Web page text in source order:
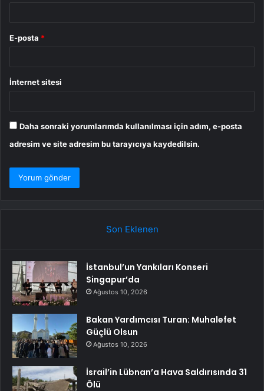
E-posta *
İnternet sitesi
Daha sonraki yorumlarımda kullanılması için adım, e-posta
adresim ve site adresim bu tarayıcıya kaydedilsin.
Son Eklenen
İstanbul’un Yankıları Konseri
Singapur’da
Ağustos 10, 2026
Bakan Yardımcısı Turan: Muhalefet
Güçlü Olsun
Ağustos 10, 2026
İsrail’in Lübnan’a Hava Saldırısında 31
Ölü